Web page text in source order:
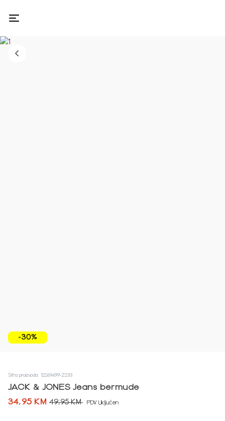
-30%
Šifra proizvoda: 12269499-Z233
JACK & JONES Jeans bermude
34,95 KM 49,95 KM PDV Uključen